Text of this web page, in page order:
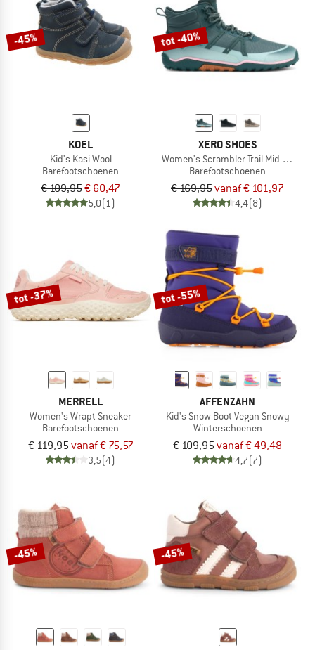
-45%
KOEL
Kid's Kasi Wool
Barefootschoenen
€ 109,95€ 60,47
5,0(1)
tot -40%
XERO SHOES
Women's Scrambler Trail Mid WP
Barefootschoenen
€ 169,95vanaf € 101,97
4,4(8)
tot -37%
MERRELL
Women's Wrapt Sneaker
Barefootschoenen
€ 119,95vanaf € 75,57
3,5(4)
tot -55%
AFFENZAHN
Kid's Snow Boot Vegan Snowy
Winterschoenen
€ 109,95vanaf € 49,48
4,7(7)
-45% -45%